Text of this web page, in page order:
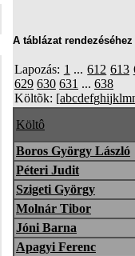
A táblázat
Lapozás: 1 ...612 613
629 630 631 ... 638
Költõk: [abcdefghijklm
Költô
Boros György László
Péteri Judit
Szigeti György
Molnár Tibor
Jóni Barna
Apagyi Ferenc